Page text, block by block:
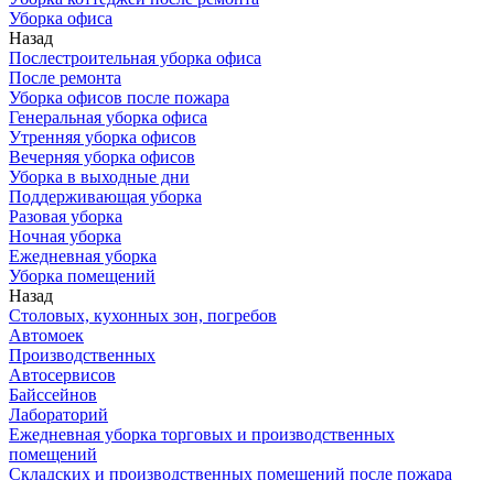
Уборка офиса
Назад
Послестроительная уборка офиса
После ремонта
Уборка офисов после пожара
Генеральная уборка офиса
Утренняя уборка офисов
Вечерняя уборка офисов
Уборка в выходные дни
Поддерживающая уборка
Разовая уборка
Ночная уборка
Ежедневная уборка
Уборка помещений
Назад
Столовых, кухонных зон, погребов
Автомоек
Производственных
Автосервисов
Байссейнов
Лабораторий
Ежедневная уборка торговых и производственных
помещений
Складских и производственных помещений после пожара